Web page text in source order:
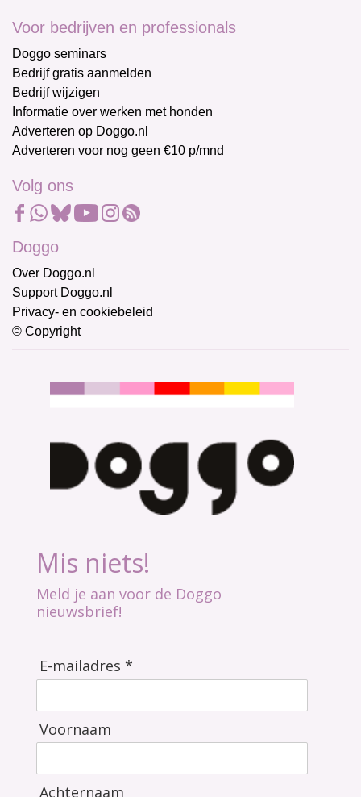
Voor bedrijven en professionals
Doggo seminars
Bedrijf gratis aanmelden
Bedrijf wijzigen
Informatie over werken met honden
Adverteren op Doggo.nl
Adverteren voor nog geen €10 p/mnd
Volg ons
Doggo
Over Doggo.nl
Support Doggo.nl
Privacy- en cookiebeleid
© Copyright
Mis niets!
Meld je aan voor de Doggo
nieuwsbrief!
E-mailadres *
Voornaam
Achternaam